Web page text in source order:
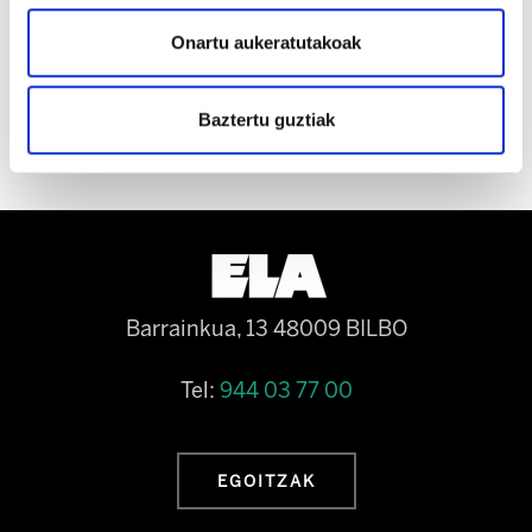
Onartu aukeratutakoak
Baztertu guztiak
lanpostuak defendatzeko bide bakarra.
Barrainkua, 13 48009 BILBO
Tel: 944 03 77 00
EGOITZAK